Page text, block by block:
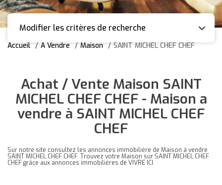
Modifier les critères de recherche
Accueil A Vendre Maison SAINT MICHEL CHEF CHEF
Achat / Vente Maison SAINT
MICHEL CHEF CHEF - Maison a
vendre à SAINT MICHEL CHEF
CHEF
Sur notre site consultez les annonces immobilière de Maison à vendre
SAINT MICHEL CHEF CHEF. Trouvez votre Maison sur SAINT MICHEL CHEF
CHEF grâce aux annonces immobilières de VIVRE ICI.